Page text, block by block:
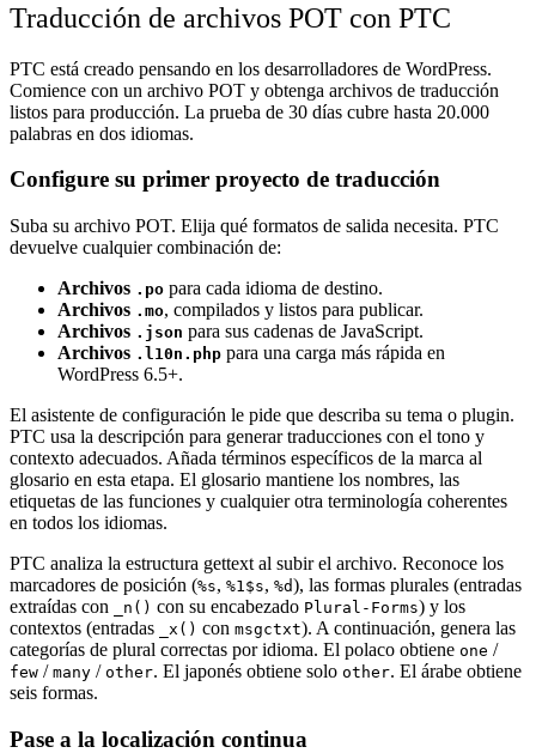
Traducción de archivos POT con PTC
PTC está creado pensando en los desarrolladores de WordPress.
Comience con un archivo POT y obtenga archivos de traducción
listos para producción. La prueba de 30 días cubre hasta 20.000
palabras en dos idiomas.
Configure su primer proyecto de traducción
Suba su archivo POT. Elija qué formatos de salida necesita. PTC
devuelve cualquier combinación de:
Archivos .po para cada idioma de destino.
Archivos .mo, compilados y listos para publicar.
Archivos .json para sus cadenas de JavaScript.
Archivos .l10n.php para una carga más rápida en
WordPress 6.5+.
El asistente de configuración le pide que describa su tema o plugin.
PTC usa la descripción para generar traducciones con el tono y
contexto adecuados. Añada términos específicos de la marca al
glosario en esta etapa. El glosario mantiene los nombres, las
etiquetas de las funciones y cualquier otra terminología coherentes
en todos los idiomas.
PTC analiza la estructura gettext al subir el archivo. Reconoce los
marcadores de posición (%s, %1$s, %d), las formas plurales (entradas
extraídas con
_n() con su encabezado Plural-Forms) y los
contextos (entradas
_x() con msgctxt). A continuación, genera las
categorías de plural correctas por idioma. El polaco obtiene one /
few / many / other. El japonés obtiene solo other. El árabe obtiene
seis formas.
Pase a la localización continua